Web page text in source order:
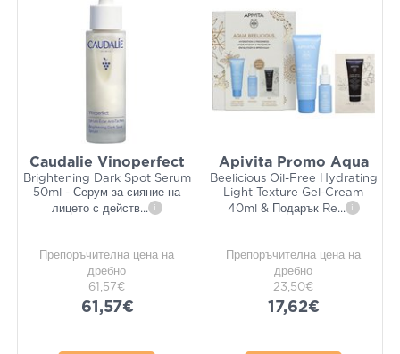
Caudalie Vinoperfect
Brightening Dark Spot Serum
50ml - Серум за сияние на
лицето с действ... i
Препоръчителна цена на
дребно
61,57€
61,57€
Apivita Promo Aqua
Beelicious Oil-Free Hydrating
Light Texture Gel-Cream
40ml & Подарък Re... i
Препоръчителна цена на
дребно
23,50€
17,62€